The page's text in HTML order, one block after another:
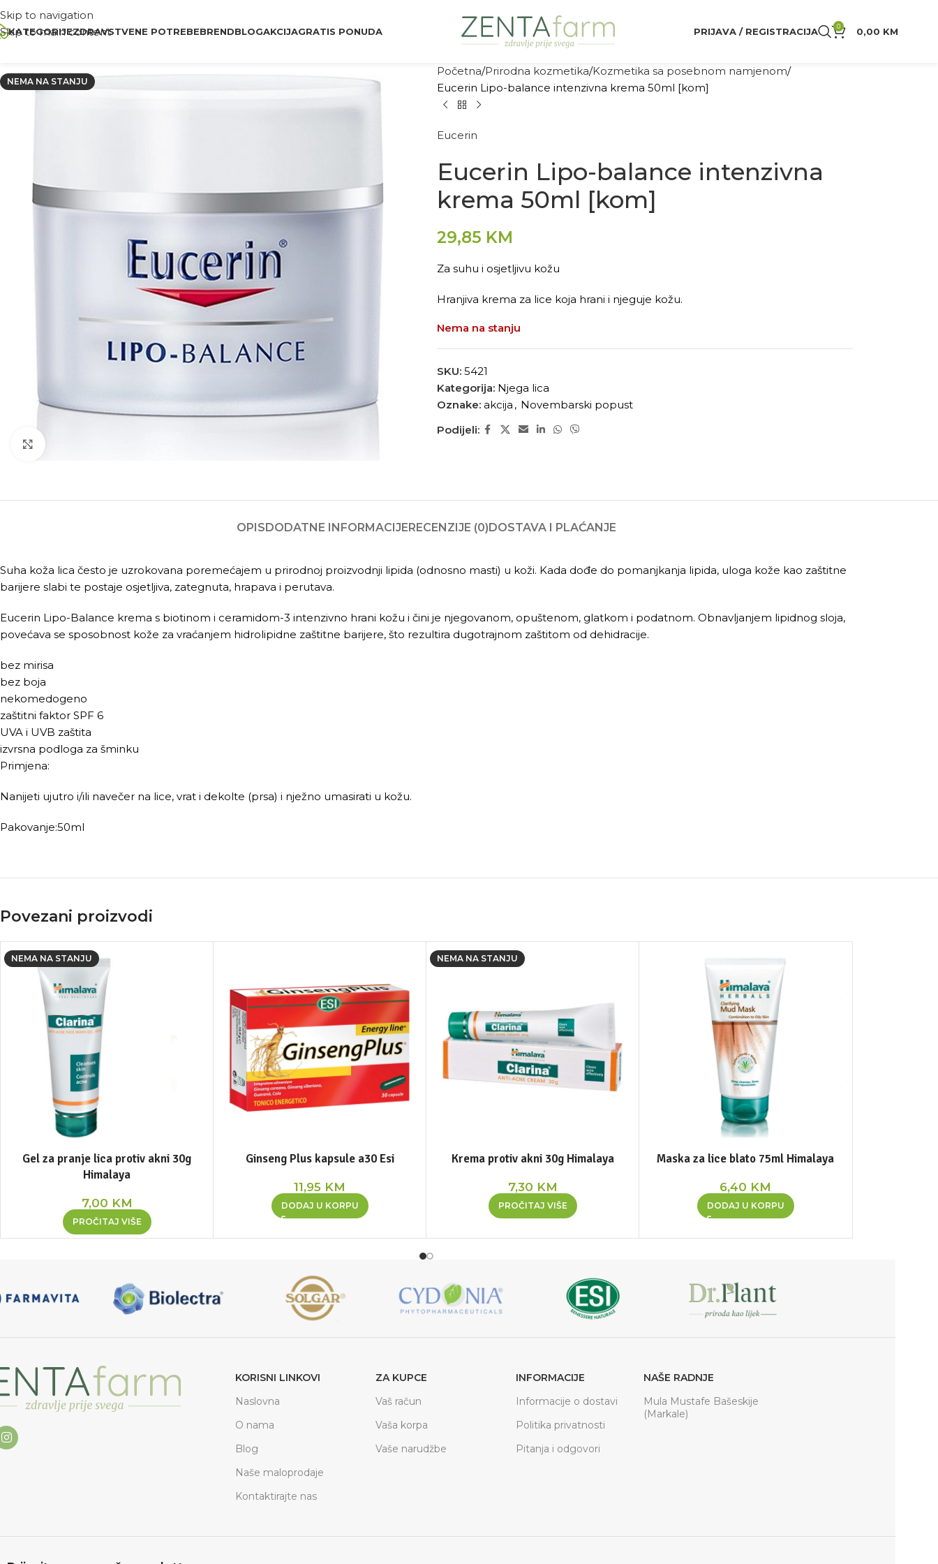
Skip to navigation
Skip to main content
KATEGORIJEZDRAVSTVENE POTREBEBRENDBLOGAKCIJAGRATIS PONUDA PRIJAVA / REGISTRACIJA 0 0,00 KM
NEMA NA STANJU
Početna Prirodna kozmetika Kozmetika sa posebnom namjenom
Eucerin Lipo-balance intenzivna krema 50ml [kom]
Eucerin
Eucerin Lipo-balance intenzivna
krema 50ml [kom]
29,85 KM
Za suhu i osjetljivu kožu
Hranjiva krema za lice koja hrani i njeguje kožu.
Nema na stanju
SKU: 5421
Kategorija: Njega lica
Oznake: akcija , Novembarski popust
Podijeli:
OPISDODATNE INFORMACIJERECENZIJE (0)DOSTAVA I PLAĆANJE
Suha koža lica često je uzrokovana poremećajem u prirodnoj proizvodnji lipida (odnosno masti) u koži. Kada dođe do pomanjkanja lipida, uloga kože kao zaštitne
barijere slabi te postaje osjetljiva, zategnuta, hrapava i perutava.
Eucerin Lipo-Balance krema s biotinom i ceramidom-3 intenzivno hrani kožu i čini je njegovanom, opuštenom, glatkom i podatnom. Obnavljanjem lipidnog sloja,
povećava se sposobnost kože za vraćanjem hidrolipidne zaštitne barijere, što rezultira dugotrajnom zaštitom od dehidracije.
bez mirisa
bez boja
nekomedogeno
zaštitni faktor SPF 6
UVA i UVB zaštita
izvrsna podloga za šminku
Primjena:
Nanijeti ujutro i/ili navečer na lice, vrat i dekolte (prsa) i nježno umasirati u kožu.
Pakovanje:50ml
Povezani proizvodi
NEMA NA STANJU
Gel za pranje lica protiv akni 30g
Himalaya
7,00 KM
PROČITAJ VIŠE
Ginseng Plus kapsule a30 Esi
11,95 KM
DODAJ U KORPU
NEMA NA STANJU
Krema protiv akni 30g Himalaya
7,30 KM
PROČITAJ VIŠE
Maska za lice blato 75ml Himalaya
6,40 KM
DODAJ U KORPU
KORISNI LINKOVI
Naslovna
O nama
Blog
Naše maloprodaje
Kontaktirajte nas
ZA KUPCE
Vaš račun
Vaša korpa
Vaše narudžbe
INFORMACIJE
Informacije o dostavi
Politika privatnosti
Pitanja i odgovori
NAŠE RADNJE
Mula Mustafe Bašeskije
(Markale)